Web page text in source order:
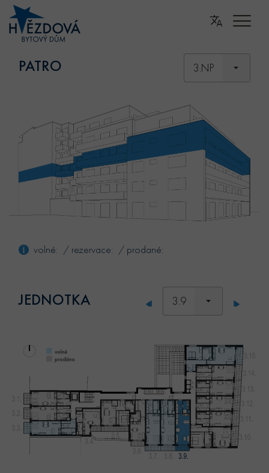
PATRO 3.NP
volné: / rezervace: / prodané:
JEDNOTKA 3.9